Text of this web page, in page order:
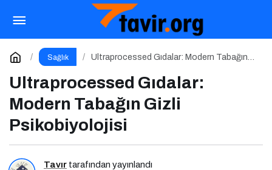
Sağlık
Ultraprocessed Gıdalar: Modern Tabağın
Ultraprocessed Gıdalar:
Modern Tabağın Gizli
Psikobiyolojisi
Tavır tarafından yayınlandı
Metabolizmayı Hızlandıran Yalanlar
Yorum Yap